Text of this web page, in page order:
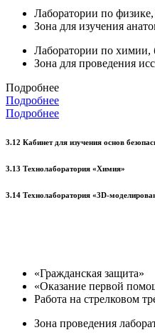
Лаборатории по
Зона для изучения
Лаборатории по химии,
Зона для проведения
Подробнее
Подробнее
Подробнее
3.12 Кабинет для изучения основ
3.13 Технолаборатория «Химия»
3.14 Технолаборатория «3D-
«Гражданская защита»
«Оказание первой
Работа на стрелковом
Зона проведения